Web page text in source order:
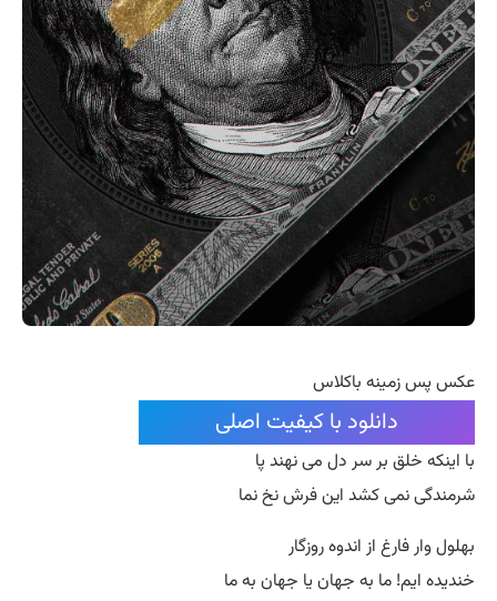
عکس پس زمینه باکلاس
دانلود با کیفیت اصلی
با اینکه خلق بر سر دل می نهند پا
شرمندگی نمی کشد این فرش نخ نما
بهلول وار فارغ از اندوه روزگار
خندیده ایم! ما به جهان یا جهان به ما